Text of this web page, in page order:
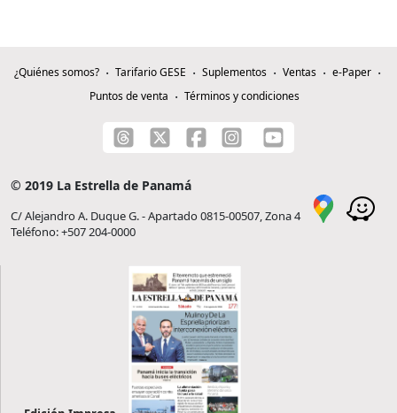
¿Quiénes somos? Tarifario GESE Suplementos Ventas
e-Paper
Puntos de venta
Términos y condiciones
© 2019 La Estrella de Panamá
C/ Alejandro A. Duque G. - Apartado 0815-00507, Zona 4
Teléfono: +507 204-0000